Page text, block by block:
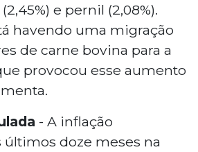
e pernil (2,08%).
havendo uma migração
de carne bovina para a
provocou esse aumento
- A inflação
doze meses na